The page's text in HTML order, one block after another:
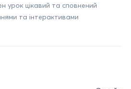
урок цікавий та сповнений
та інтерактивами